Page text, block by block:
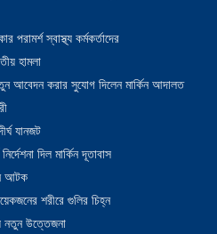
পরামর্শ স্বাস্থ্য কর্মকর্তাদের
হামলা
আবেদন করার সুযোগ দিলেন মার্কিন আদালত
যানজট
দিল মার্কিন দূতাবাস
আটক
শরীরে গুলির চিহ্ন
নতুন উত্তেজনা